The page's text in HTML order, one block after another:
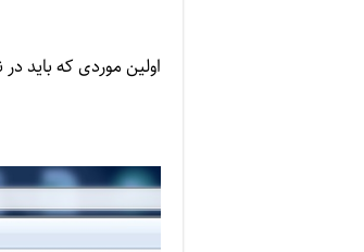
اولین موردی که باید